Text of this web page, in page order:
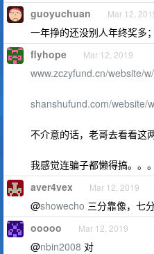
guoyuchuan Mar 12,
一年挣的还没别人年终奖多；
flyhope Mar 12, 2019
www.zczyfund.cn/website/
shanshufund.com/website/
不介意的话，老哥去看看这
我感觉连骗子都懒得搞。。。
aver4vex Mar 12, 2019
@showecho 三分靠像，七分
ooooo Mar 12, 2019
@nbin2008 对